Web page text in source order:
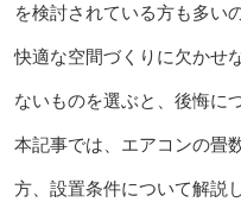
を検討されている方も多い
快適な空間づくりに欠かせ
ないものを選ぶと、後悔に
本記事では、エアコンの畳
方、設置条件について解説